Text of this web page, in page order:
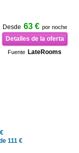
Desde 63 € por noche
Detalles de la oferta
Fuente LateRooms
111 €